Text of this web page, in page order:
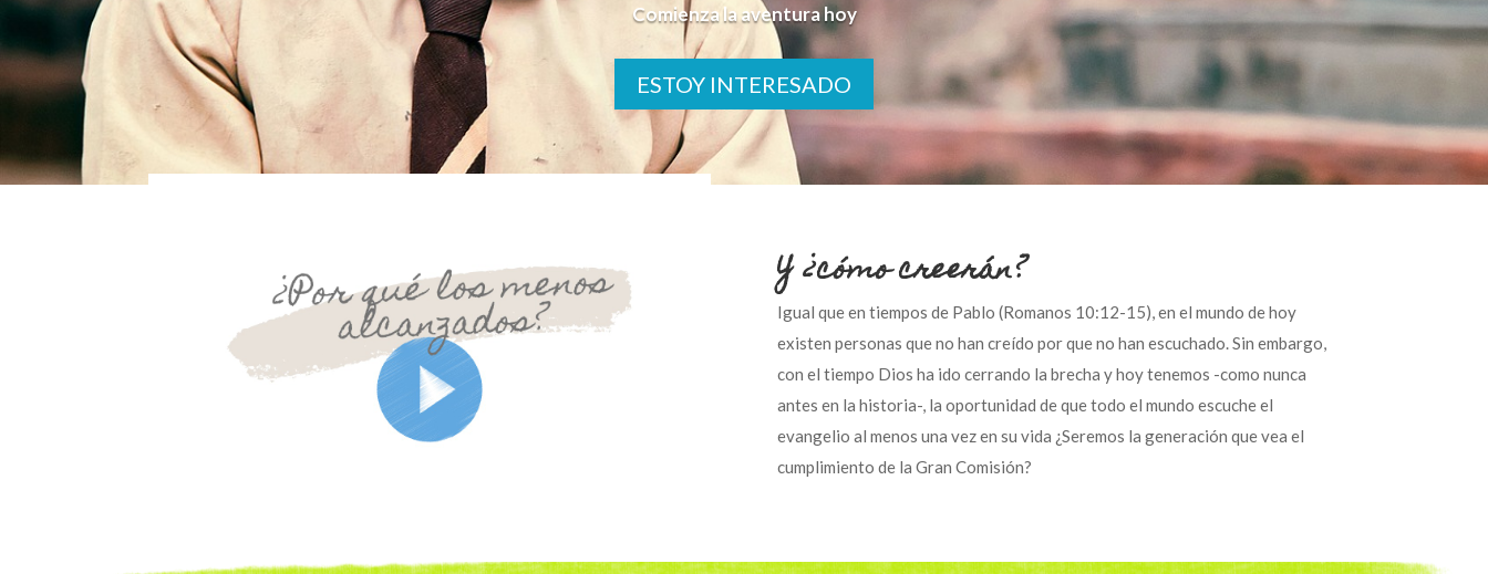
Comienza la aventura hoy
ESTOY INTERESADO
Y ¿cómo creerán?
Igual que en tiempos de Pablo (Romanos 10:12-15), en el mundo de hoy
existen personas que no han creído por que no han escuchado. Sin embargo,
con el tiempo Dios ha ido cerrando la brecha y hoy tenemos -como nunca
antes en la historia-, la oportunidad de que todo el mundo escuche el
evangelio al menos una vez en su vida ¿Seremos la generación que vea el
cumplimiento de la Gran Comisión?